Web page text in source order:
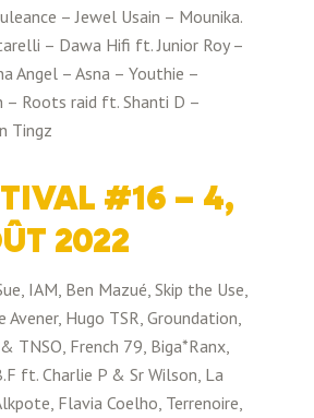
– Jewel Usain – Mounika.
– Dawa Hifi ft. Junior Roy –
Angel – Asna – Youthie –
– Roots raid ft. Shanti D –
Tingz
#16 – 4,
2022
IAM, Ben Mazué, Skip the Use,
Avener, Hugo TSR, Groundation,
TNSO, French 79, Biga*Ranx,
ft. Charlie P & Sr Wilson, La
Flavia Coelho, Terrenoire,